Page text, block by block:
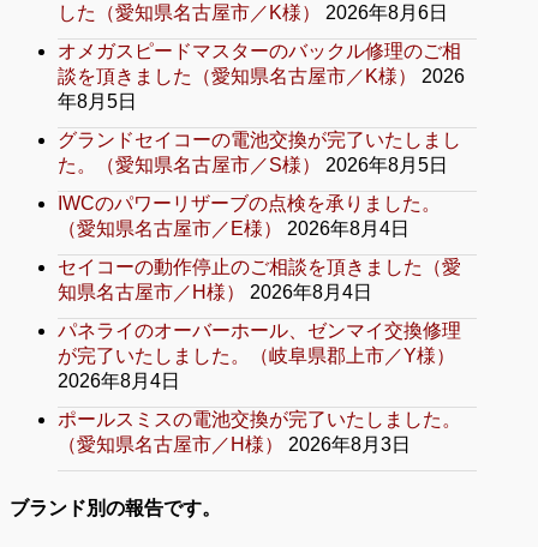
した（愛知県名古屋市／K様）
2026年8月6日
オメガスピードマスターのバックル修理のご相
談を頂きました（愛知県名古屋市／K様）
2026
年8月5日
グランドセイコーの電池交換が完了いたしまし
た。（愛知県名古屋市／S様）
2026年8月5日
IWCのパワーリザーブの点検を承りました。
（愛知県名古屋市／E様）
2026年8月4日
セイコーの動作停止のご相談を頂きました（愛
知県名古屋市／H様）
2026年8月4日
パネライのオーバーホール、ゼンマイ交換修理
が完了いたしました。（岐阜県郡上市／Y様）
2026年8月4日
ポールスミスの電池交換が完了いたしました。
（愛知県名古屋市／H様）
2026年8月3日
ブランド別の報告です。